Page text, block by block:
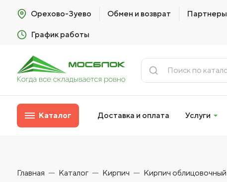
Орехово-Зуево Обмен и возврат Партнеры
График работы
Каталог Доставка и оплата Услуги
Главная Каталог Кирпич Кирпич облицовочный